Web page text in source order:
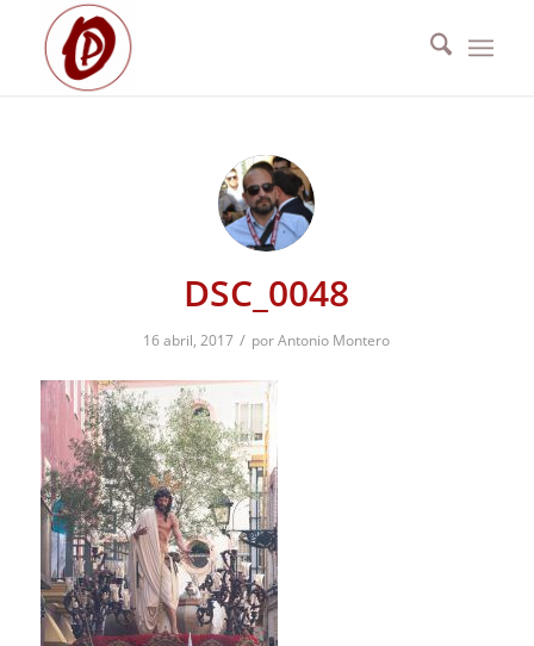
DSC_0048
16 abril, 2017 / porAntonio Montero